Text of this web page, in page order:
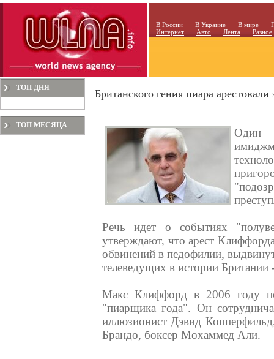
В России В Украине В мире
Интернет
Авто Лента Разное
ТОП ДНЯ
ТОП МЕСЯЦА
Британского гения пиара
Один
Речь идет о событиях
утверждают, что арест
обвинений в педофилии,
телеведущих в истории
Макс Клиффорд в 2006 году
"пиарщика года". Он
иллюзионист Дэвид
Брандо, боксер Мохаммед Али.